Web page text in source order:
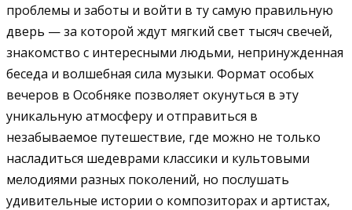
проблемы и заботы и войти в ту самую правильную
дверь — за которой ждут мягкий свет тысяч свечей,
знакомство с интересными людьми, непринужденная
беседа и волшебная сила музыки. Формат особых
вечеров в Особняке позволяет окунуться в эту
уникальную атмосферу и отправиться в
незабываемое путешествие, где можно не только
насладиться шедеврами классики и культовыми
мелодиями разных поколений, но послушать
удивительные истории о композиторах и артистах,